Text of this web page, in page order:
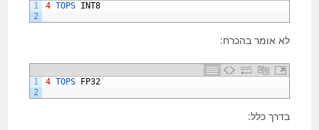
1
2
4 TOPS INT8
לא אומר בהכרח:
1
2
4 TOPS FP32
בדרך כלל: